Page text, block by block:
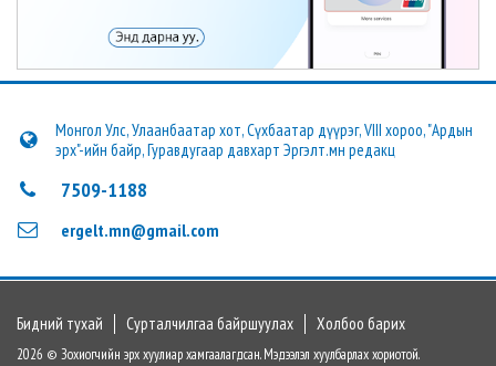
Монгол Улс, Улаанбаатар хот, Сүхбаатар дүүрэг, VIII хороо, "Ардын
эрх"-ийн байр, Гуравдугаар давхарт Эргэлт.мн редакц
7509-1188
ergelt.mn@gmail.com
Бидний тухай Сурталчилгаа байршуулах Холбоо барих
2026 © Зохиогчийн эрх хуулиар хамгаалагдсан. Мэдээлэл хуулбарлах хориотой.